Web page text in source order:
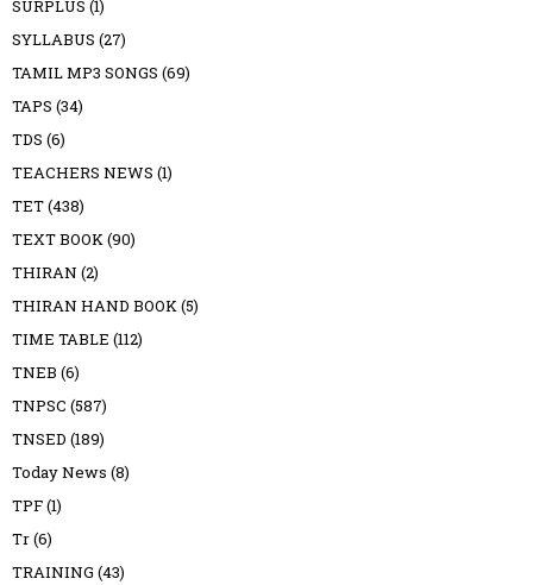
SURPLUS (1)
SYLLABUS (27)
TAMIL MP3 SONGS (69)
TAPS (34)
TDS (6)
TEACHERS NEWS (1)
TET(438)
TEXT BOOK(90)
THIRAN (2)
THIRAN HAND BOOK(5)
TIME TABLE (112)
TNEB (6)
TNPSC (587)
TNSED (189)
Today News (8)
TPF(1)
Tr(6)
TRAINING (43)